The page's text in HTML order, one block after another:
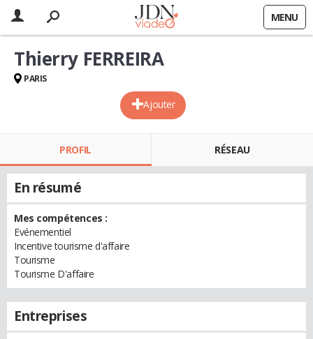
MENU
Ajouter
Thierry FERREIRA
PARIS
PROFIL RÉSEAU
En résumé
Mes compétences :
Evénementiel
Incentive tourisme d'affaire
Tourisme
Tourisme D'affaire
Entreprises